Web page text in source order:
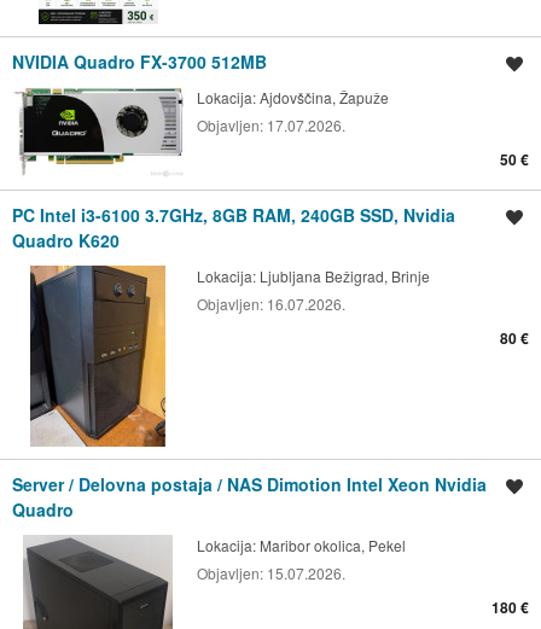
NVIDIA Quadro FX-3700 512MB
Lokacija:Ajdovščina, Žapuže
Objavljen: 17.07.2026.
50 €
PC Intel i3-6100 3.7GHz, 8GB RAM, 240GB SSD, Nvidia
Quadro K620
Lokacija: Ljubljana Bežigrad, Brinje
Objavljen: 16.07.2026.
80 €
Server / Delovna postaja / NAS Dimotion Intel Xeon Nvidia
Quadro
Lokacija: Maribor okolica, Pekel
Objavljen: 15.07.2026.
180 €